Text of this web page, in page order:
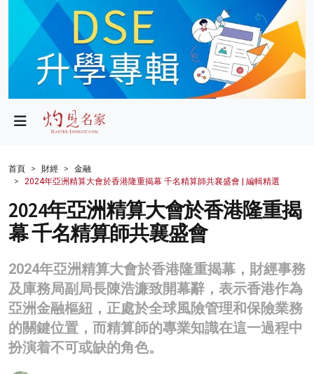
政局
財經
健康
商業
科技
影片
名家榜
首頁 財經
金融
2024年亞洲精算大會於香港隆重揭幕 千名精算師共襄盛會 | 編輯精選
2024年亞洲精算大會於香港隆重揭
幕 千名精算師共襄盛會
2024年亞洲精算大會於香港隆重揭幕，財經事務
及庫務局副局長陳浩濂致開幕辭，表示香港作為
亞洲金融樞紐，正處於全球風險管理和保險業務
的關鍵位置，而精算師的專業知識在這一過程中
扮演着不可或缺的角色。